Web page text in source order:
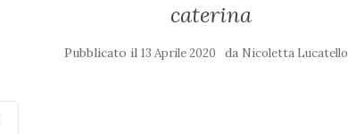
caterina
Pubblicato il13 Aprile 2020 da Nicoletta Lucatello